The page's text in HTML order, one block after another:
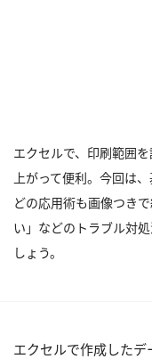
エクセルで、印刷範囲
上がって便利。今回は
どの応用術も画像つき
い」などのトラブル対
しょう。
エクセルで作成した